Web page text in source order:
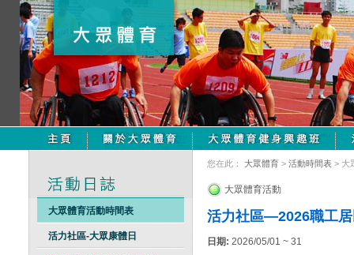
大眾體育活動時間表
活力社區-大眾康體日
您在此： 大眾體育 > 活動時間表 > 大
大眾體育活動
活力社區—2026職工
日期: 2026/05/01 ~ 31